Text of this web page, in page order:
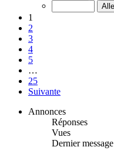
1
2
3
4
5
…
25
Suivante
Annonces
Réponses
Vues
Dernier message